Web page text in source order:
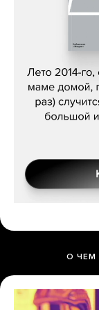
О ЧЕМ